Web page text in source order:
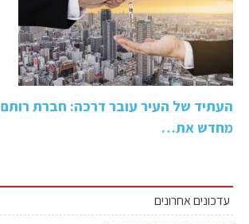
העתיד של העיר עובר דרכה: חברת
מחדש את…
עדכונים אחרונים